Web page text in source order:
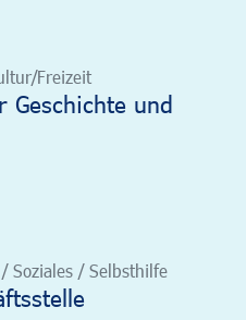
Freizeit
und
Soziales / Selbsthilfe